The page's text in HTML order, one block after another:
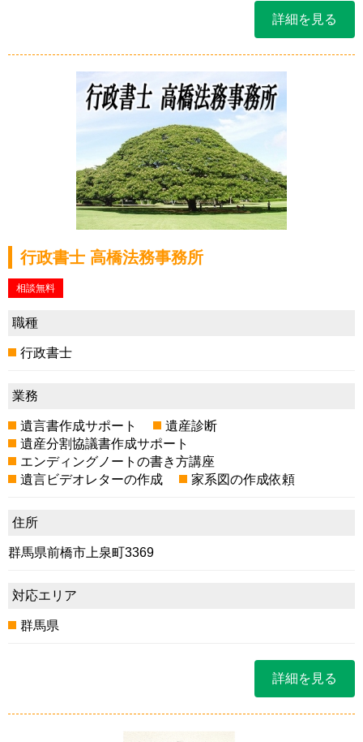
詳細を見る
行政書士 高橋法務事務所
相談無料
職種
行政書士
業務
遺言書作成サポート
遺産診断
遺産分割協議書作成サポート
エンディングノートの書き方講座
遺言ビデオレターの作成
家系図の作成依頼
住所
群馬県前橋市上泉町3369
対応エリア
群馬県
詳細を見る